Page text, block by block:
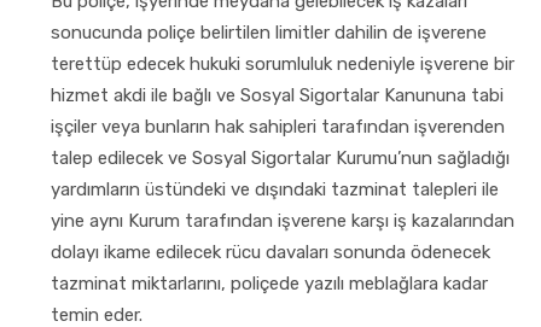
sonucunda poliçe belirtilen limitler dahilin de işverene
terettüp edecek hukuki sorumluluk nedeniyle işverene bir
hizmet akdi ile bağlı ve Sosyal Sigortalar Kanununa tabi
işçiler veya bunların hak sahipleri tarafından işverenden
talep edilecek ve Sosyal Sigortalar Kurumu’nun sağladığı
yardımların üstündeki ve dışındaki tazminat talepleri ile
yine aynı Kurum tarafından işverene karşı iş kazalarından
dolayı ikame edilecek rücu davaları sonunda ödenecek
tazminat miktarlarını, poliçede yazılı meblağlara kadar
temin eder.